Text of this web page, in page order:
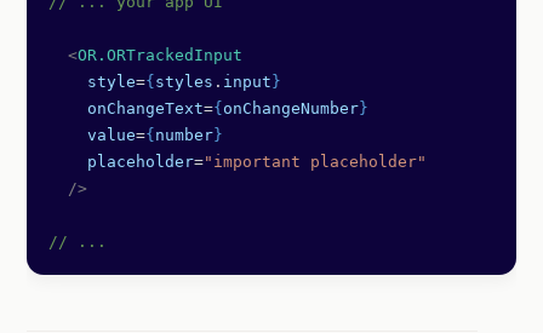
  <
OR.ORTrackedInput
    style
={ styles . input }
    onChangeText
={ onChangeNumber }
    value
={ number }
    placeholder
="important placeholder"
  />
// ...